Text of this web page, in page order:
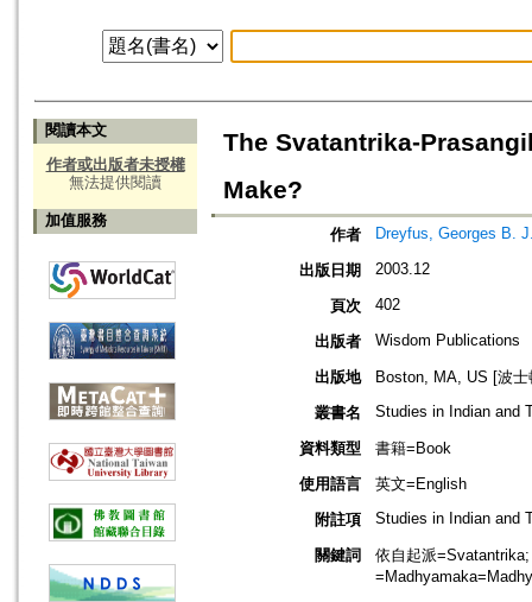
閱讀本文
作者或出版者未授權
無法提供閱讀
加值服務
The Svatantrika-
Make?
作者 Dreyfus, Georges B.
出版日期 2003.12
頁次 402
出版者 Wisdom Publications
出版地
Boston, MA, US [波
叢書名
Studies in Indian and
資料類型
書籍=Book
使用語言
英文=English
附註項
Studies in Indian and
關鍵詞
依自起派